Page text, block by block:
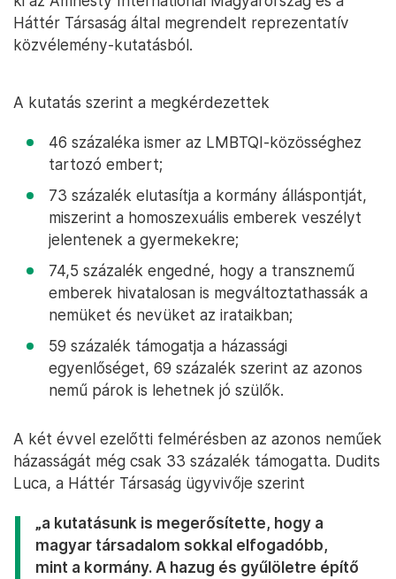
Háttér Társaság által megrendelt reprezentatív
közvélemény-kutatásból.
A kutatás szerint a megkérdezettek
46 százaléka ismer az LMBTQI-közösséghez
tartozó embert;
73 százalék elutasítja a kormány álláspontját,
miszerint a homoszexuális emberek veszélyt
jelentenek a gyermekekre;
74,5 százalék engedné, hogy a transznemű
emberek hivatalosan is megváltoztathassák a
nemüket és nevüket az irataikban;
59 százalék támogatja a házassági
egyenlőséget, 69 százalék szerint az azonos
nemű párok is lehetnek jó szülők.
A két évvel ezelőtti felmérésben az azonos neműek
házasságát még csak 33 százalék támogatta. Dudits
Luca, a Háttér Társaság ügyvivője szerint
„a kutatásunk is megerősítette, hogy a
magyar társadalom sokkal elfogadóbb,
mint a kormány. A hazug és gyűlöletre építő